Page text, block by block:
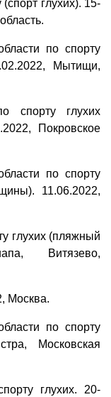
глухих). 15-
по спорту
Мытищи,
спорту глухих
Покровское
по спорту
11.06.2022,
глухих (пляжный
Витязево,
Москва.
по спорту
Московская
глухих. 20-